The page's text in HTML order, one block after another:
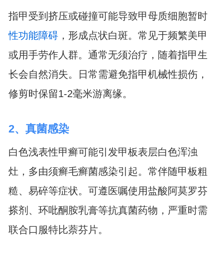
指甲受到挤压或碰撞可能导致甲母质细胞暂时
性功能障碍，形成点状白斑。常见于频繁美甲
或用手劳作人群。通常无须治疗，随着指甲生
长会自然消失。日常需避免指甲机械性损伤，
修剪时保留1-2毫米游离缘。
2、真菌感染
白色浅表性甲癣可能引发甲板表层白色浑浊
灶，多由须癣毛癣菌感染引起。常伴随甲板粗
糙、易碎等症状。可遵医嘱使用盐酸阿莫罗芬
搽剂、环吡酮胺乳膏等抗真菌药物，严重时需
联合口服特比萘芬片。